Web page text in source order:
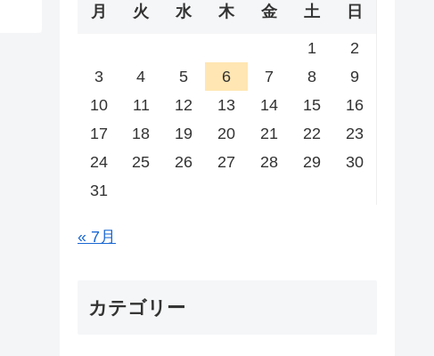
月 火 水 木 金 土 日
1
2
3
4 5 6 7 8
9
10
11 12 13 14 15
16
17
18 19 20 21 22
23
24
25 26 27 28 29
30
31
« 7月
カテゴリー